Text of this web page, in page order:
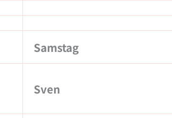
Samstag
Sven